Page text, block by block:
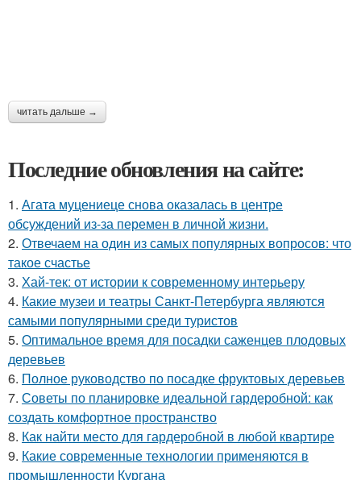
читать дальше →
Последние обновления на сайте:
1. Агата муцениеце снова оказалась в центре
обсуждений из-за перемен в личной жизни.
2. Отвечаем на один из самых популярных вопросов: что
такое счастье
3. Хай-тек: от истории к современному интерьеру
4. Какие музеи и театры Санкт-Петербурга являются
самыми популярными среди туристов
5. Оптимальное время для посадки саженцев плодовых
деревьев
6. Полное руководство по посадке фруктовых деревьев
7. Советы по планировке идеальной гардеробной: как
создать комфортное пространство
8. Как найти место для гардеробной в любой квартире
9. Какие современные технологии применяются в
промышленности Кургана